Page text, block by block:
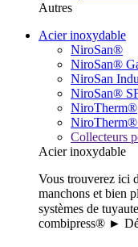
Autres
Acier inoxydable
NiroSan®
NiroSan®
NiroSan
NiroSan®
NiroTherm®
Collecteurs
Acier inoxydable
Vous trouverez ici
manchons et bien
systèmes de
combipress® ►